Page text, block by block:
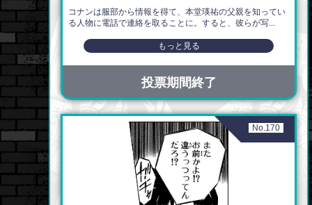
コナンは服部から情報を得て、本堂瑛祐の父親を知ってい
る人物に電話で連絡を取ることに。すると、彼らが写...
もっと見る
投票期間終了
No.170